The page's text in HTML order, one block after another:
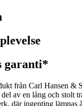
garanti*
från Carl Hansen &
av en lång och stolt
där ingenting lämnas